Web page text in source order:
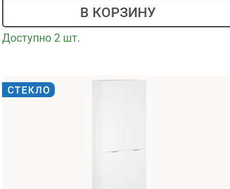
В КОРЗИНУ
Доступно 2 шт.